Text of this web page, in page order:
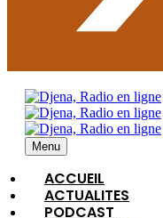
Menu
ACCUEIL
ACTUALITES
PODCAST